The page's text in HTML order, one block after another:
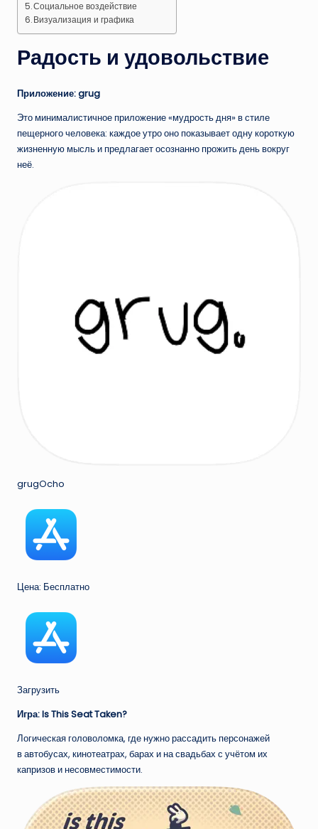
Социальное воздействие
Визуализация и графика
Радость и удовольствие
Приложение: grug
Это минималистичное приложение «мудрость дня» в стиле
пещерного человека: каждое утро оно показывает одну короткую
жизненную мысль и предлагает осознанно прожить день вокруг
неё.
grugOcho
Цена: Бесплатно
Загрузить
Игра: Is This Seat Taken?
Логическая головоломка, где нужно рассадить персонажей
в автобусах, кинотеатрах, барах и на свадьбах с учётом их
капризов и несовместимости.